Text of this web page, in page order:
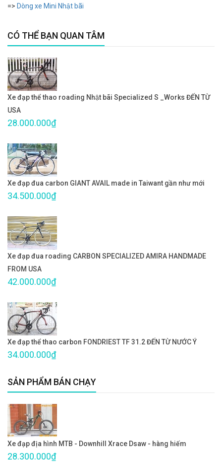
=> Dòng xe Mini Nhật bãi
CÓ THỂ BẠN QUAN TÂM
Xe đạp thể thao roading Nhật bãi Specialized S _Works ĐẾN TỪ
USA
28.000.000₫
Xe đạp đua carbon GIANT AVAIL made in Taiwant gần như mới
34.500.000₫
Xe đạp đua roading CARBON SPECIALIZED AMIRA HANDMADE
FROM USA
42.000.000₫
Xe đạp thể thao carbon FONDRIEST TF 31.2 ĐẾN TỪ NƯỚC Ý
34.000.000₫
SẢN PHẨM BÁN CHẠY
Xe đạp địa hình MTB - Downhill Xrace Dsaw - hàng hiếm
28.300.000₫